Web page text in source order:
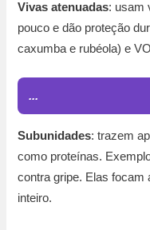
Vivas atenuadas: usam
pouco e dão proteção
caxumba e rubéola) e
...
Subunidades: trazem
como proteínas.
contra gripe. Elas
inteiro.